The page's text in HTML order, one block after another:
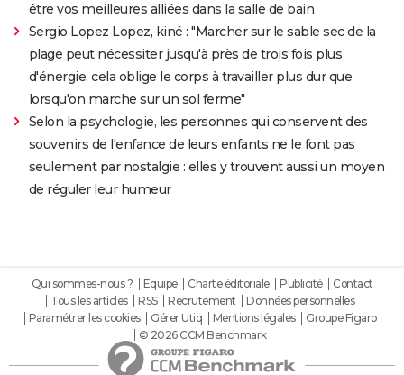
être vos meilleures alliées dans la salle de bain
Sergio Lopez Lopez, kiné : "Marcher sur le sable sec de la
plage peut nécessiter jusqu'à près de trois fois plus
d'énergie, cela oblige le corps à travailler plus dur que
lorsqu'on marche sur un sol ferme"
Selon la psychologie, les personnes qui conservent des
souvenirs de l'enfance de leurs enfants ne le font pas
seulement par nostalgie : elles y trouvent aussi un moyen
de réguler leur humeur
Qui sommes-nous ? Equipe Charte éditoriale Publicité
Contact
Tous les articles
RSS Recrutement
Données personnelles
Paramétrer les cookies
Gérer Utiq Mentions légales
Groupe Figaro
© 2026 CCM Benchmark